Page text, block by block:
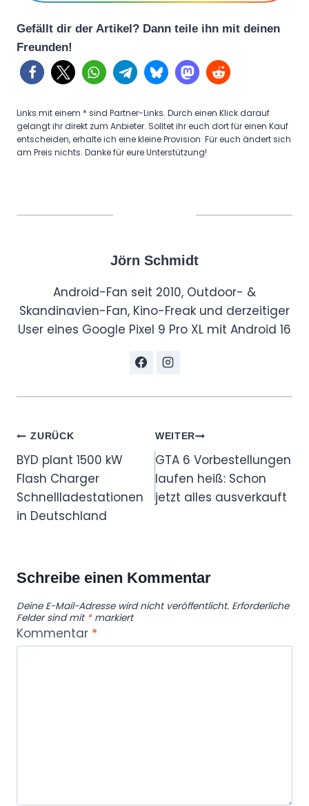
Gefällt dir der Artikel? Dann teile ihn mit deinen
Freunden!
Links mit einem * sind Partner-Links. Durch einen Klick darauf
gelangt ihr direkt zum Anbieter. Solltet ihr euch dort für einen Kauf
entscheiden, erhalte ich eine kleine Provision. Für euch ändert sich
am Preis nichts. Danke für eure Unterstützung!
Jörn Schmidt
Android-Fan seit 2010, Outdoor- &
Skandinavien-Fan, Kino-Freak und derzeitiger
User eines Google Pixel 9 Pro XL mit Android 16
Beitragsnavigation
ZURÜCK
BYD plant 1500 kW
Flash Charger
Schnellladestationen
in Deutschland
WEITER
GTA 6 Vorbestellungen
laufen heiß: Schon
jetzt alles ausverkauft
Schreibe einen Kommentar
Deine E-Mail-Adresse wird nicht veröffentlicht. Erforderliche
Felder sind mit *markiert
Kommentar *